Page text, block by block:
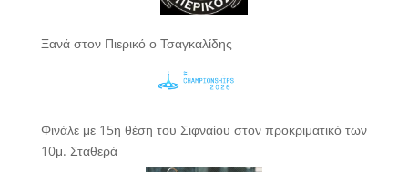
Ξανά στον Πιερικό ο Τσαγκαλίδης
Φινάλε με 15η θέση του Σιφναίου στον προκριματικό των
10μ. Σταθερά